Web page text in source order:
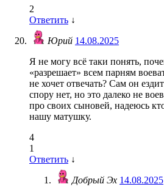
2
Ответить ↓
Юрий 14.08.2025
Я не могу всё таки понять,
«разрешает» всем парням
не хочет отвечать? Сам он
спору нет, но это далеко не
про своих сыновей, надеюсь
нашу матушку.
4
1
Ответить ↓
Добрый Эх 14.08.2025